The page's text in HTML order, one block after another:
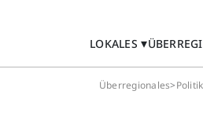
LOKALES
Überregionales>Politik